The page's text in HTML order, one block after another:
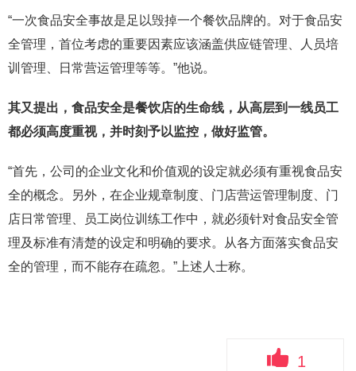
“一次食品安全事故是足以毁掉一个餐饮品牌的。对于食品安
全管理，首位考虑的重要因素应该涵盖供应链管理、人员培
训管理、日常营运管理等等。”他说。
其又提出，食品安全是餐饮店的生命线，从高层到一线员工
都必须高度重视，并时刻予以监控，做好监管。
“首先，公司的企业文化和价值观的设定就必须有重视食品安
全的概念。另外，在企业规章制度、门店营运管理制度、门
店日常管理、员工岗位训练工作中，就必须针对食品安全管
理及标准有清楚的设定和明确的要求。从各方面落实食品安
全的管理，而不能存在疏忽。”上述人士称。
1